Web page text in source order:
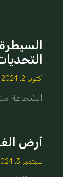
أكتوبر 2, 2024
الشجاعة
أرض
سبتمبر 3, 2024